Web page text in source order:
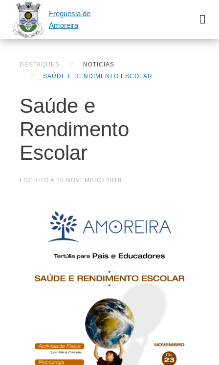
Freguesia de
Amoreira
DESTAQUES
NOTICIAS
SAÚDE E RENDIMENTO ESCOLAR
Saúde e
Rendimento
Escolar
ESCRITO A 20 NOVEMBRO 2018 .